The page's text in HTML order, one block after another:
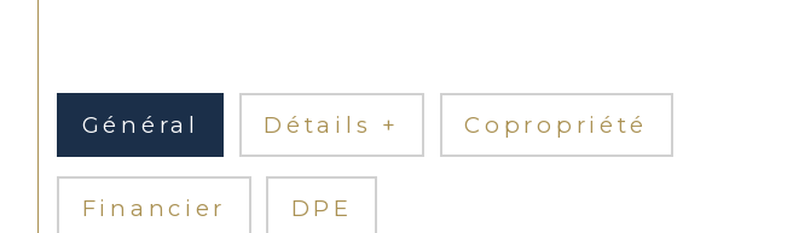
Général Détails + Copropriété
Financier DPE